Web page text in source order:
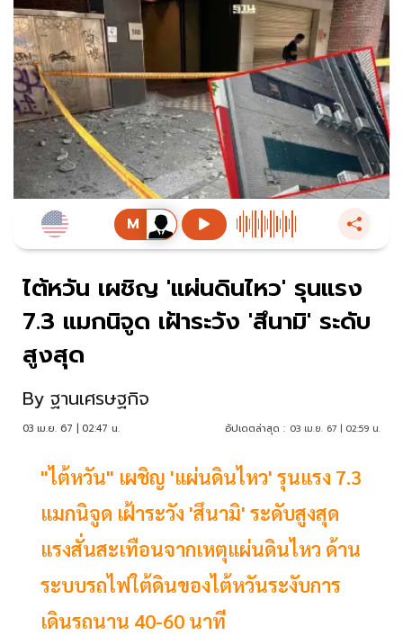
ไต้หวัน เผชิญ 'แผ่นดินไหว' รุนแรง
7.3 แมกนิจูด เฝ้าระวัง 'สึนามิ' ระดับ
สูงสุด
By ฐานเศรษฐกิจ
03 เม.ย. 67 | 02:47 น. อัปเดตล่าสุด : 03 เม.ย. 67 | 02:59 น.
"ไต้หวัน" เผชิญ 'แผ่นดินไหว' รุนแรง 7.3
แมกนิจูด เฝ้าระวัง 'สึนามิ' ระดับสูงสุด
แรงสั่นสะเทือนจากเหตุแผ่นดินไหว ด้าน
ระบบรถไฟใต้ดินของไต้หวันระงับการ
เดินรถนาน 40-60 นาที